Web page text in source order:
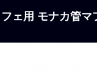
ェ用 モナカ管マ